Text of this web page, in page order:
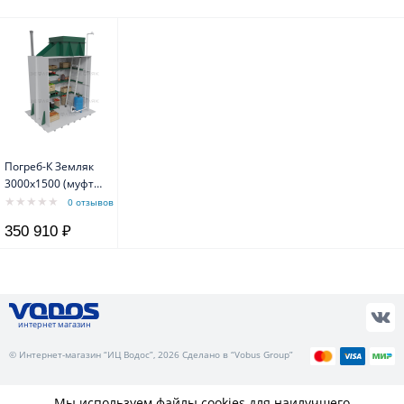
Погреб-К Земляк
3000х1500 (муфта
159)
0 отзывов
350 910 ₽
интернет магазин
© Интернет-магазин “ИЦ Водос”, 2026 Сделано в “Vobus Group”